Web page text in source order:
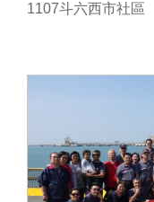
1107斗六西市社區